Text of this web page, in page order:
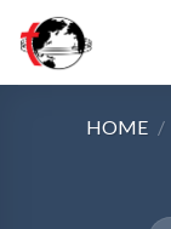
content
HOME /